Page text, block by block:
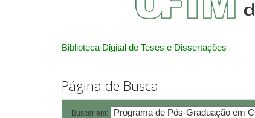
Biblioteca Digital de Teses e Dissertações
Página de Busca
Buscar em: